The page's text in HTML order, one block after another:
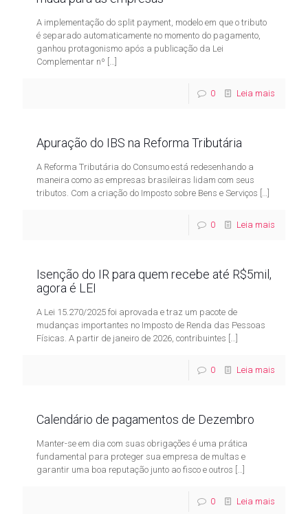
A implementação do split payment, modelo em que o tributo
é separado automaticamente no momento do pagamento,
ganhou protagonismo após a publicação da Lei
Complementar nº […]
0 Leia mais
Apuração do IBS na Reforma Tributária
A Reforma Tributária do Consumo está redesenhando a
maneira como as empresas brasileiras lidam com seus
tributos. Com a criação do Imposto sobre Bens e Serviços […]
0 Leia mais
Isenção do IR para quem recebe até R$5mil,
agora é LEI
A Lei 15.270/2025 foi aprovada e traz um pacote de
mudanças importantes no Imposto de Renda das Pessoas
Físicas. A partir de janeiro de 2026, contribuintes […]
0 Leia mais
Calendário de pagamentos de Dezembro
Manter-se em dia com suas obrigações é uma prática
fundamental para proteger sua empresa de multas e
garantir uma boa reputação junto ao fisco e outros […]
0 Leia mais